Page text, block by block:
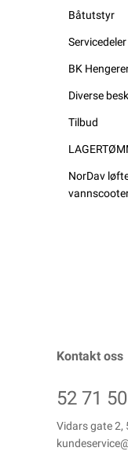
Båtutstyr
BK
Diverse
Tilbud
NorDav
Kontakt oss
52 71
Vidars gate 2,